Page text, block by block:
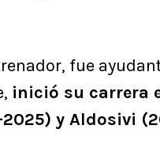
fue
inició su carrera
y Aldosivi